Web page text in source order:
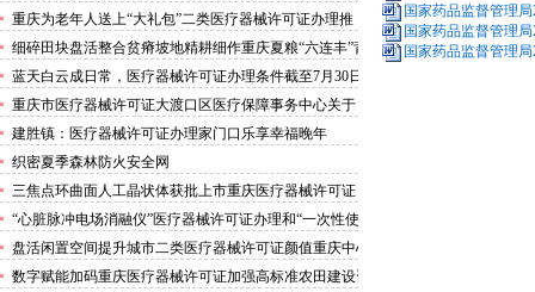
市食品安全专项整治
重庆为老年人送上“大礼包”二类医疗器械许可证办理推
出“乐享银龄”文艺、文创、阅读、健身、康养、科普六大
系列主题活动
细碎田块盘活整合贫瘠坡地精耕细作重庆夏粮“六连丰”背
后的三类医疗器械许可证稳产密码
蓝天白云成日常，医疗器械许可证办理条件截至7月30日
——我市今年已收获192个优良天
重庆市医疗器械许可证大渡口区医疗保障事务中心关于
《重庆市大渡口区医疗保险稽核通知书》送达公告
建胜镇：医疗器械许可证办理家门口乐享幸福晚年
织密夏季森林防火安全网
三焦点环曲面人工晶状体获批上市重庆医疗器械许可证
“心脏脉冲电场消融仪”医疗器械许可证办理和“一次性使
用心脏脉冲电场消融导管”获批上市
盘活闲置空间提升城市二类医疗器械许可证颜值重庆中心
城区累计拆除围挡172处
数字赋能加码重庆医疗器械许可证加强高标准农田建设资
国家药品监督管理局
国家药品监督管理局
国家药品监督管理